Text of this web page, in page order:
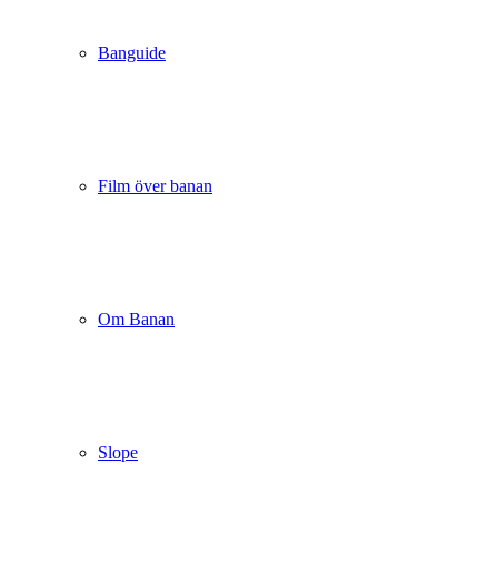
Banguide
Film över banan
Om Banan
Slope